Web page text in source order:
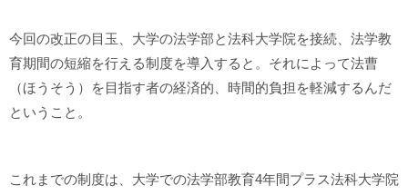
今回の改正の目玉、大学の法学部と法科大学院を接続、法学教
育期間の短縮を行える制度を導入すると。それによって法曹
（ほうそう）を目指す者の経済的、時間的負担を軽減するんだ
ということ。
これまでの制度は、大学での法学部教育4年間プラス法科大学院